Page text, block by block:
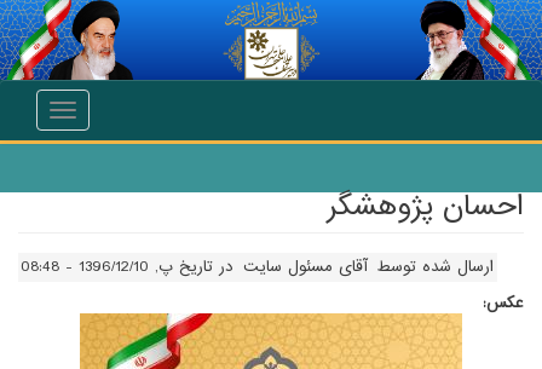
انتقال به محتوای اصلی
Toggle
احسان پژوهشگر
ارسال شده توسط آقای مسئول سایت در تاریخ پ, 1396/12/10 - 08:48
عکس: